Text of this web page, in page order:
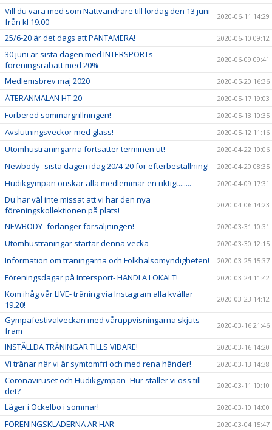
Vill du vara med som Nattvandrare till lördag den 13 juni
från kl 19.00
2020-06-11 14:29
25/6-20 är det dags att PANTAMERA! 2020-06-10 09:12
30 juni är sista dagen med INTERSPORTs
föreningsrabatt med 20%
2020-06-09 09:41
Medlemsbrev maj 2020 2020-05-20 16:36
ÅTERANMÄLAN HT-20 2020-05-17 19:03
Förbered sommargrillningen! 2020-05-13 10:35
Avslutningsveckor med glass! 2020-05-12 11:16
Utomhusträningarna fortsätter terminen ut! 2020-04-22 10:06
Newbody- sista dagen idag 20/4-20 för efterbeställning! 2020-04-20 08:35
Hudikgympan önskar alla medlemmar en riktigt....... 2020-04-09 17:31
Du har väl inte missat att vi har den nya
föreningskollektionen på plats!
2020-04-06 14:23
NEWBODY- förlänger försäljningen! 2020-03-31 10:31
Utomhusträningar startar denna vecka 2020-03-30 12:15
Information om träningarna och Folkhälsomyndigheten! 2020-03-25 15:37
Föreningsdagar på Intersport- HANDLA LOKALT! 2020-03-24 11:42
Kom ihåg vår LIVE- träning via Instagram alla kvällar
19.20!
2020-03-23 14:12
Gympafestivalveckan med våruppvisningarna skjuts
fram
2020-03-16 21:46
INSTÄLLDA TRÄNINGAR TILLS VIDARE! 2020-03-16 14:20
Vi tränar när vi är symtomfri och med rena händer! 2020-03-13 14:38
Coronaviruset och Hudikgympan- Hur ställer vi oss till
det?
2020-03-11 10:10
Läger i Ockelbo i sommar! 2020-03-10 14:00
FÖRENINGSKLÄDERNA ÄR HÄR 2020-03-04 15:47